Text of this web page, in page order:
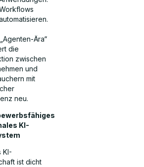
Ära“
die
zwischen
und
mit
neu.
KI-
KI-
ist dicht